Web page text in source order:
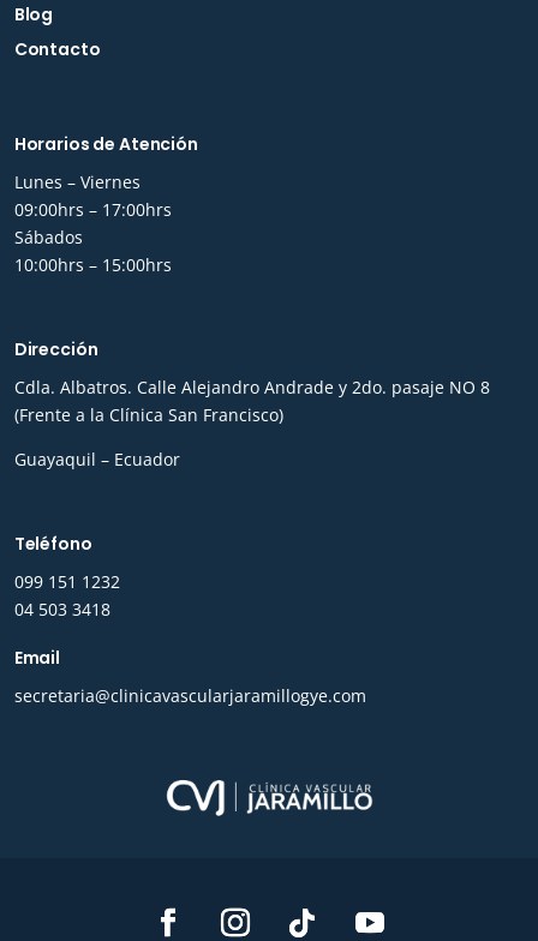
Blog
Contacto
Horarios de Atención
Lunes – Viernes
09:00hrs – 17:00hrs
Sábados
10:00hrs – 15:00hrs
Dirección
Cdla. Albatros. Calle Alejandro Andrade y 2do. pasaje NO 8
(Frente a la Clínica San Francisco)
Guayaquil – Ecuador
Teléfono
099 151 1232
04 503 3418
Email
secretaria@clinicavascularjaramillogye.com